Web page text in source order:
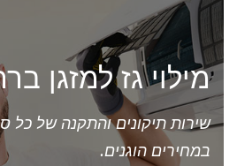
מילוי גז למזגן
שירות תיקונים והתקנה של כל
במחירים הוגנים.